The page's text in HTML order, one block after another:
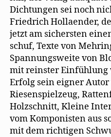
Dichtungen sei noch
Friedrich Hollaender,
jetzt am sichersten
schuf, Texte von
Spannungsweite von
mit reinster Einfühlung
Erfolg sein eigner
Riesenspielzeug,
Holzschnitt, Kleine
vom Komponisten aus
mit dem richtigen